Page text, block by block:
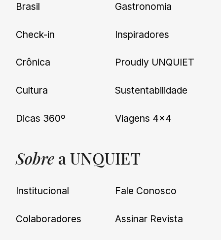
Brasil
Check-in
Crônica
Cultura
Dicas 360º
Gastronomia
Inspiradores
Proudly UNQUIET
Sustentabilidade
Viagens 4×4
Sobre a UNQUIET
Institucional
Colaboradores
Fale Conosco
Assinar Revista